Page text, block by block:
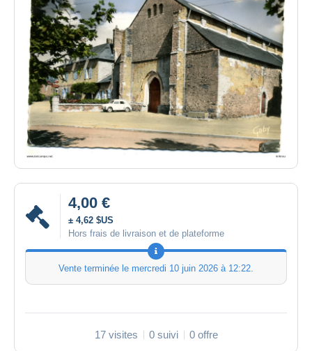
4,00 €
± 4,62 $US
Hors frais de livraison et de plateforme
Vente terminée le mercredi 10 juin 2026 à 12:22.
17 visites 0 suivi 0 offre